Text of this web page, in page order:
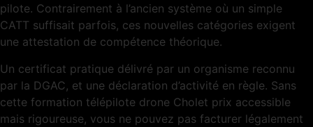
pilote. Contrairement à l’ancien système où un simple
CATT suffisait parfois, ces nouvelles catégories exigent
une attestation de compétence théorique.
Un certificat pratique délivré par un organisme reconnu
par la DGAC, et une déclaration d’activité en règle. Sans
cette formation télépilote drone Cholet prix accessible
mais rigoureuse, vous ne pouvez pas facturer légalement